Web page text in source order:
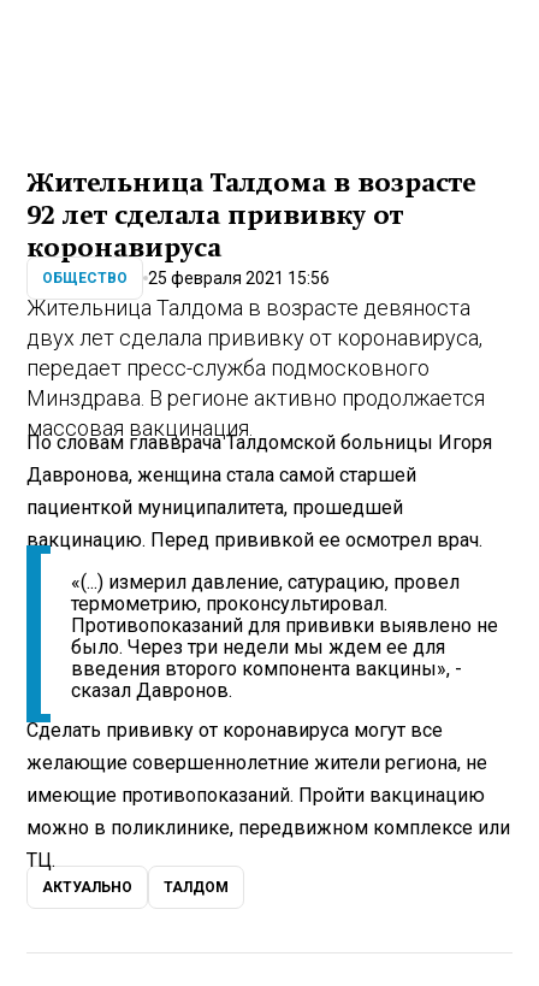
Жительница Талдома в возрасте
92 лет сделала прививку от
коронавируса
ОБЩЕСТВО 25 февраля 2021 15:56
Жительница Талдома в возрасте девяноста
двух лет сделала прививку от коронавируса,
передает пресс-служба подмосковного
Минздрава. В регионе активно продолжается
массовая вакцинация.
По словам главврача Талдомской больницы Игоря
Давронова, женщина стала самой старшей
пациенткой муниципалитета, прошедшей
вакцинацию. Перед прививкой ее осмотрел врач.
«(...) измерил давление, сатурацию, провел
термометрию, проконсультировал.
Противопоказаний для прививки выявлено не
было. Через три недели мы ждем ее для
введения второго компонента вакцины», -
сказал Давронов.
Сделать прививку от коронавируса могут все
желающие совершеннолетние жители региона, не
имеющие противопоказаний. Пройти вакцинацию
можно в поликлинике, передвижном комплексе или
ТЦ.
АКТУАЛЬНО ТАЛДОМ